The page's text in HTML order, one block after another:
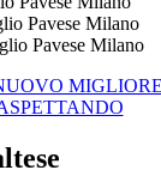
Pavese Milano
Pavese Milano